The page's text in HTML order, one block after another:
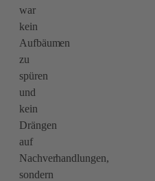
war
kein
Aufbäumen
zu
spüren
und
kein
Drängen
auf
Nachverhandlungen,
sondern